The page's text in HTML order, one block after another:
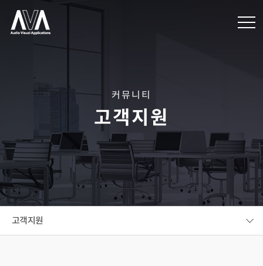
커뮤니티
고객지원
고객지원